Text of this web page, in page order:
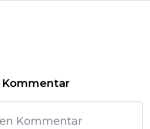
Kommentar